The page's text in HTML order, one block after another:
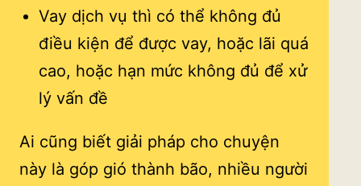
Vay dịch vụ thì có thể không đủ
điều kiện để được vay, hoặc lãi quá
cao, hoặc hạn mức không đủ để xử
lý vấn đề
Ai cũng biết giải pháp cho chuyện
này là góp gió thành bão, nhiều người